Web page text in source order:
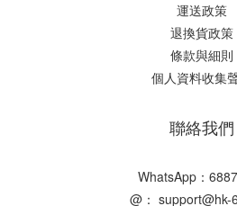
運送政策
退換貨政策
條款與細則
個人資料收集
聯絡我們
WhatsApp：
@： support@hk-